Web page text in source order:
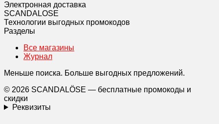
Электронная доставка
SCANDALOSE
Технологии выгодных промокодов
Разделы
Все магазины
Журнал
Меньше поиска. Больше выгодных предложений.
© 2026 SCANDALÖSE — бесплатные промокоды и
скидки
Реквизиты